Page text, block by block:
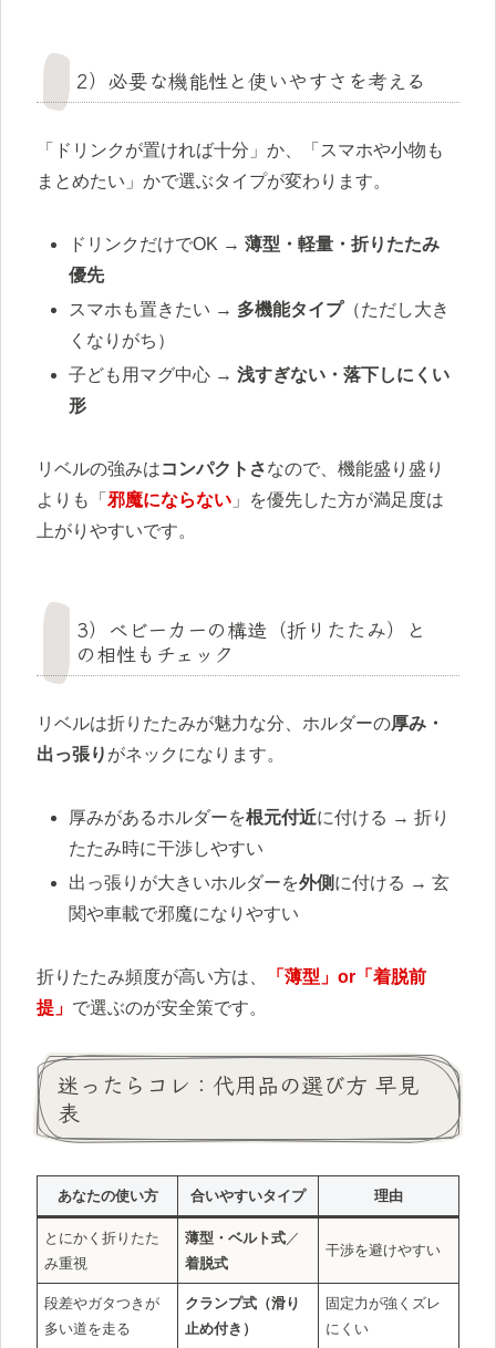
2）必要な機能性と使いやすさを考える
「ドリンクが置ければ十分」か、「スマホや小物も
まとめたい」かで選ぶタイプが変わります。
ドリンクだけでOK →薄型・軽量・折りたたみ
優先
スマホも置きたい → 多機能タイプ（ただし大き
くなりがち）
子ども用マグ中心 →浅すぎない・落下しにくい
形
リベルの強みはコンパクトさなので、機能盛り盛り
よりも「 邪魔にならない 」を優先した方が満足度は
上がりやすいです。
3）ベビーカーの構造（折りたたみ）と
の相性もチェック
リベルは折りたたみが魅力な分、ホルダーの厚み・
出っ張り がネックになります。
厚みがあるホルダーを根元付近に付ける → 折り
たたみ時に干渉しやすい
出っ張りが大きいホルダーを外側 に付ける → 玄
関や車載で邪魔になりやすい
折りたたみ頻度が高い方は、
「薄型」or「着脱前
提」 で選ぶのが安全策です。
迷ったらコレ：代用品の選び方 早見
表
あなたの使い方 合いやすいタイプ 理由
とにかく折りたた
み重視
薄型・ベルト式 ／
着脱式
干渉を避けやすい
段差やガタつきが
多い道を走る
クランプ式（滑り
止め付き）
固定力が強くズレ
にくい